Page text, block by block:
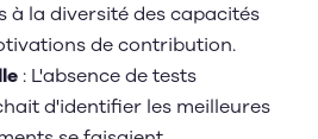
à la diversité des capacités
de contribution.
: L'absence de tests
d'identifier les meilleures